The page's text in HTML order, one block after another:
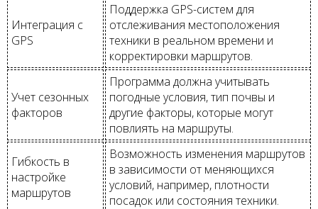
Интеграция с
GPS
Поддержка GPS-систем для
отслеживания местоположения
техники в реальном времени и
корректировки маршрутов.
Учет сезонных
факторов
Программа должна учитывать
погодные условия, тип почвы и
другие факторы, которые могут
повлиять на маршруты.
Гибкость в
настройке
маршрутов
Возможность изменения маршрутов
в зависимости от меняющихся
условий, например, плотности
посадок или состояния техники.